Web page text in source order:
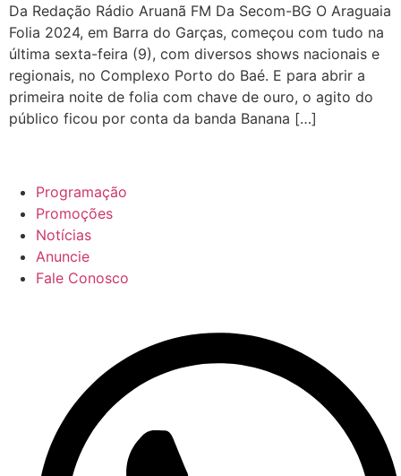
Da Redação Rádio Aruanã FM Da Secom-BG O Araguaia
Folia 2024, em Barra do Garças, começou com tudo na
última sexta-feira (9), com diversos shows nacionais e
regionais, no Complexo Porto do Baé. E para abrir a
primeira noite de folia com chave de ouro, o agito do
público ficou por conta da banda Banana […]
Programação
Promoções
Notícias
Anuncie
Fale Conosco